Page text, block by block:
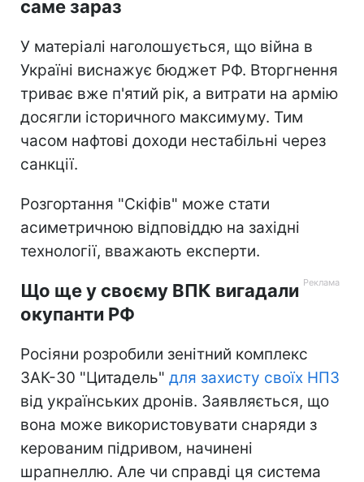
саме зараз
У матеріалі наголошується, що війна в
Україні виснажує бюджет РФ. Вторгнення
триває вже п'ятий рік, а витрати на армію
досягли історичного максимуму. Тим
часом нафтові доходи нестабільні через
санкції.
Розгортання "Скіфів" може стати
асиметричною відповіддю на західні
технології, вважають експерти.
Що ще у своєму ВПК вигадали
окупанти РФ
Росіяни розробили зенітний комплекс
ЗАК-30 "Цитадель" для захисту своїх НПЗ
від українських дронів. Заявляється, що
вона може використовувати снаряди з
керованим підривом, начинені
шрапнеллю. Але чи справді ця система